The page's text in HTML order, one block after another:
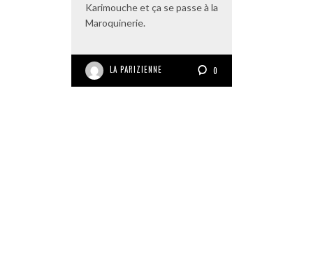
Karimouche et ça se passe à la
Maroquinerie.
LA PARIZIENNE 0